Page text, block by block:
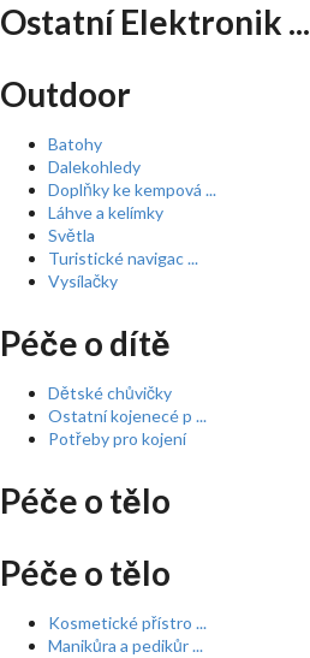
Ostatní Elektronik ...
Outdoor
Batohy
Dalekohledy
Doplňky ke kempová ...
Láhve a kelímky
Světla
Turistické navigac ...
Vysílačky
Péče o dítě
Dětské chůvičky
Ostatní kojenecé p ...
Potřeby pro kojení
Péče o tělo
Péče o tělo
Kosmetické přístro ...
Manikůra a pedikůr ...